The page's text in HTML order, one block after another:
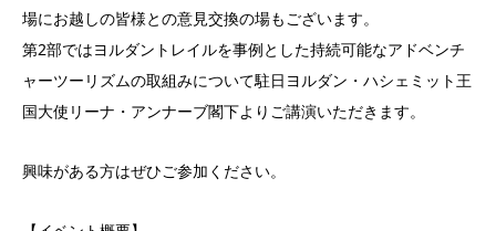
場にお越しの皆様との意見交換の場もございます。
第2部ではヨルダントレイルを事例とした持続可能なアドベンチ
ャーツーリズムの取組みについて駐日ヨルダン・ハシェミット王
国大使リーナ・アンナーブ閣下よりご講演いただきます。
興味がある方はぜひご参加ください。